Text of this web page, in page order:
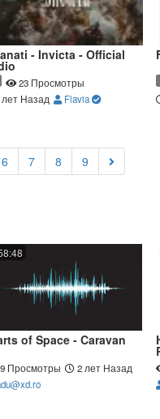
- Invicta - Official
23 Просмотры
лет Назад
Flavia
6 7 8 9
of Space - Caravan
Просмотры
2 лет Назад